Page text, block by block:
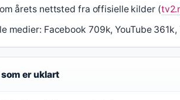
årets nettsted fra offisielle kilder (
medier: Facebook 709k, YouTube
som er uklart